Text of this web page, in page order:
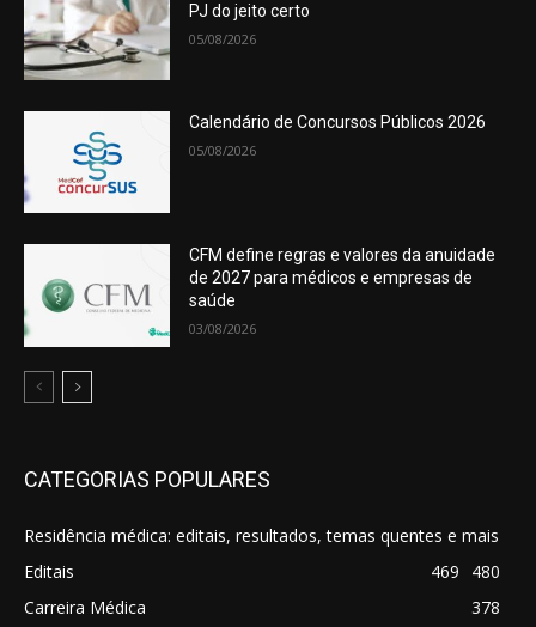
PJ do jeito certo
05/08/2026
Calendário de Concursos Públicos 2026
05/08/2026
CFM define regras e valores da anuidade
de 2027 para médicos e empresas de
saúde
03/08/2026
CATEGORIAS POPULARES
Residência médica: editais, resultados, temas quentes e mais
480
Editais
469
Carreira Médica
378